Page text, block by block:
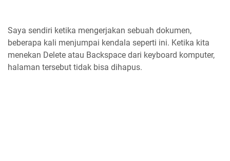
Saya sendiri ketika mengerjakan sebuah dokumen,
beberapa kali menjumpai kendala seperti ini. Ketika kita
menekan Delete atau Backspace dari keyboard komputer,
halaman tersebut tidak bisa dihapus.